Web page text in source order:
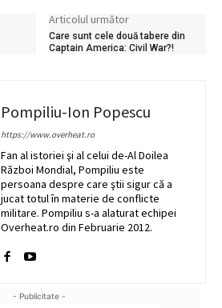
Articolul următor
Care sunt cele două tabere din
Captain America: Civil War?!
Pompiliu-Ion Popescu
https://www.overheat.ro
Fan al istoriei şi al celui de-Al Doilea
Război Mondial, Pompiliu este
persoana despre care ştii sigur că a
jucat totul în materie de conflicte
militare. Pompiliu s-a alaturat echipei
Overheat.ro din Februarie 2012.
- Publicitate -